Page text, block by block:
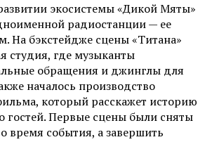
экосистемы «Дикой Мяты»
радиостанции — ее
На бэкстейдже сцены «Титана»
студия, где музыканты
обращения и джинглы для
началось производство
который расскажет историю
гостей. Первые сцены были сняты
время события, а завершить